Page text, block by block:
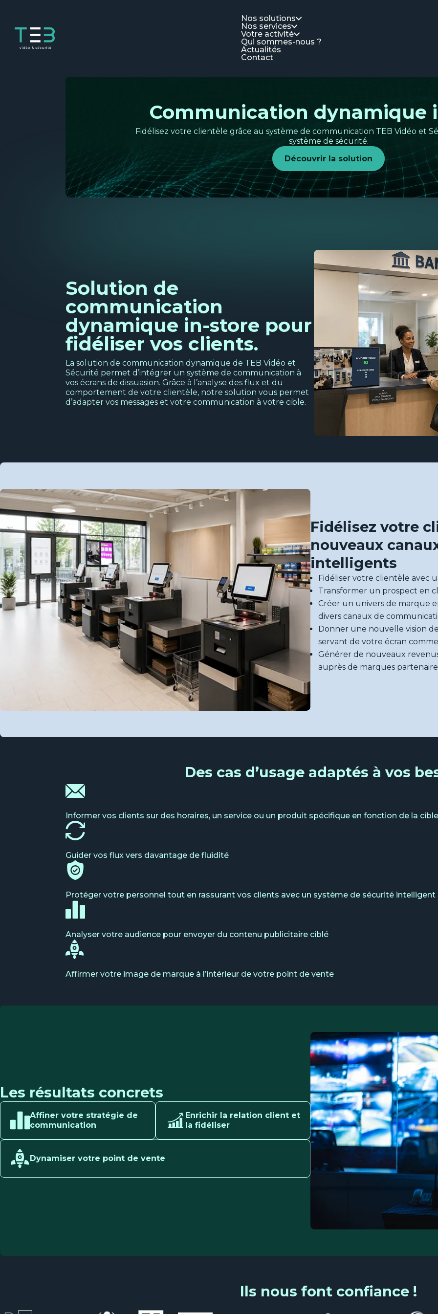
Nos solutions
Nos services
Votre activité
Qui sommes-nous ?
Actualités
Contact
Communication dynamique
Fidélisez votre clientèle grâce au système de communication TEB Vidéo et
système de sécurité.
Découvrir la solution
Solution de
communication
dynamique in-store pour
fidéliser vos clients.
La solution de communication dynamique de TEB Vidéo et
Sécurité permet d’intégrer un système de communication à
vos écrans de dissuasion. Grâce à l’analyse des flux et du
comportement de votre clientèle, notre solution vous permet
d’adapter vos messages et votre communication à votre cible.
Fidélisez votre
nouveaux
intelligents
Fidéliser votre clientèle avec
Transformer un prospect en
Créer un univers de marque
divers canaux de
Donner une nouvelle vision
servant de votre écran
Générer de nouveaux
auprès de marques
Des cas d’usage adaptés à vos
Informer vos clients sur des horaires, un service ou un produit spécifique en fonction de la cible
Guider vos flux vers davantage de fluidité
Protéger votre personnel tout en rassurant vos clients avec un système de sécurité intelligent
Analyser votre audience pour envoyer du contenu publicitaire ciblé
Affirmer votre image de marque à l’intérieur de votre point de vente
Les résultats concrets
Affiner votre stratégie de
communication
Enrichir la relation client et
la fidéliser
Dynamiser votre point de vente
Ils nous font confiance !